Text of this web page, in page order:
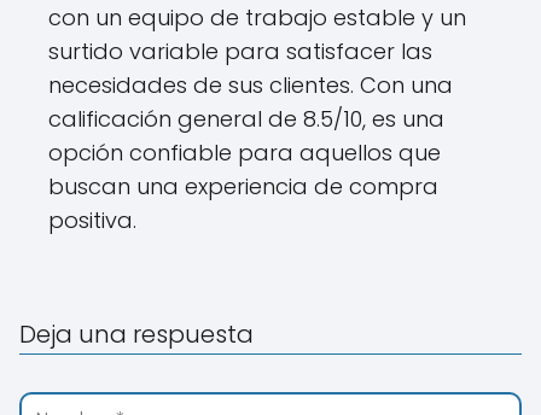
con un equipo de trabajo estable y un
surtido variable para satisfacer las
necesidades de sus clientes. Con una
calificación general de 8.5/10, es una
opción confiable para aquellos que
buscan una experiencia de compra
positiva.
Deja una respuesta